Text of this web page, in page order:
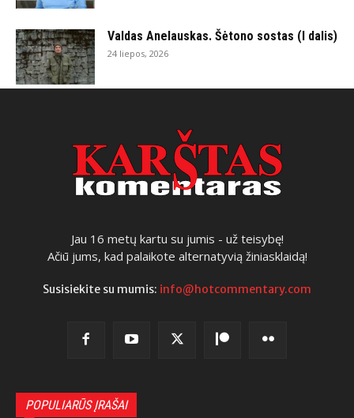
Valdas Anelauskas. Šėtono sostas (I dalis)
24 liepos, 2026
Jau 16 metų kartu su jumis - už teisybę!
Ačiū jums, kad palaikote alternatyvią žiniasklaidą!
Susisiekite su mumis: info@hotcommentary.com
POPULIARŪS ĮRAŠAI